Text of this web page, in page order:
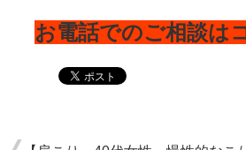
お電話でのご相談は